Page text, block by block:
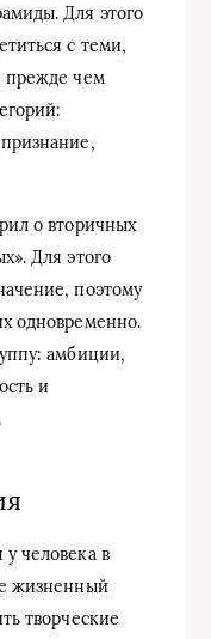
Для этого
с теми,
прежде чем
о вторичных
Для этого
поэтому
одновременно.
амбиции,
и
человека в
жизненный
творческие